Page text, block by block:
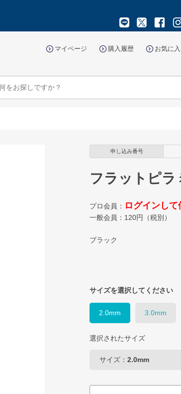
マイページ 購入履歴 お気に
申し込み番号
フラットピラ
プロ会員： ログインし
一般会員： 120円（税別）
ブラック
サイズを選択してください
2.0mm 3.0mm
選択されたサイズ
サイズ： 2.0mm